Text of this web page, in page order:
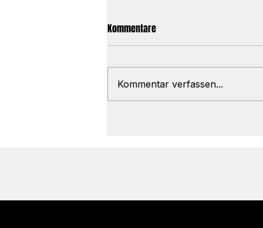
Kommentare
Kommentar verfassen...